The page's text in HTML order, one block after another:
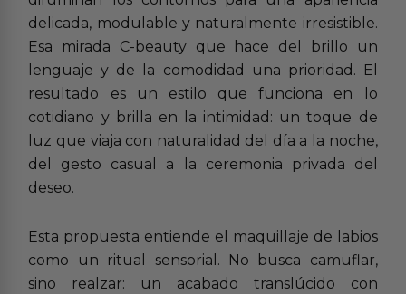
delicada, modulable y naturalmente irresistible.
Esa mirada C-beauty que hace del brillo un
lenguaje y de la comodidad una prioridad. El
resultado es un estilo que funciona en lo
cotidiano y brilla en la intimidad: un toque de
luz que viaja con naturalidad del día a la noche,
del gesto casual a la ceremonia privada del
deseo.
Esta propuesta entiende el maquillaje de labios
como un ritual sensorial. No busca camuflar,
sino realzar: un acabado translúcido con